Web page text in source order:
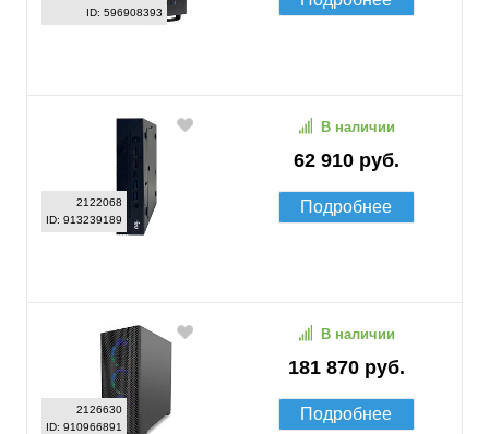
ID: 596908393
2122068
ID: 913239189
62 910 руб.
В наличии
Подробнее
2126630
ID: 910966891
181 870 руб.
В наличии
Подробнее